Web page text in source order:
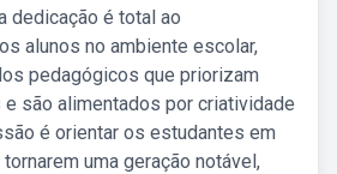
dedicação é total ao
alunos no ambiente escolar,
pedagógicos que priorizam
são alimentados por criatividade
é orientar os estudantes em
uma geração notável,